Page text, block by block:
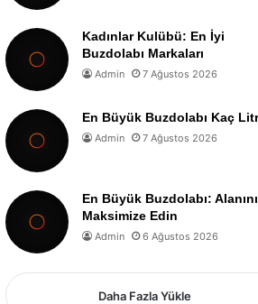
Kadınlar Kulübü: En İyi
Buzdolabı Markaları
Admin 7 Ağustos 2026
En Büyük Buzdolabı Kaç
Admin 7 Ağustos 2026
En Büyük Buzdolabı:
Maksimize Edin
Admin 6 Ağustos 2026
Daha Fazla Yükle